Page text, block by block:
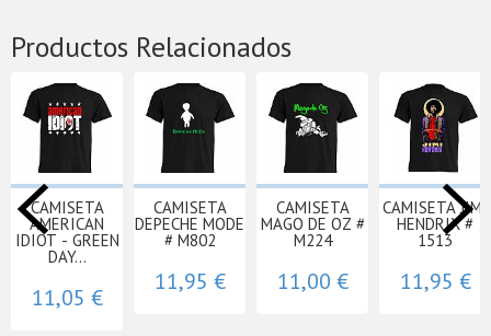
Productos Relacionados
CAMISETA
AMERICAN
IDIOT - GREEN
DAY...
11,05 €
CAMISETA
DEPECHE MODE
# M802
11,95 €
CAMISETA
MAGO DE OZ #
M224
11,00 €
CAMISETA JIMI
HENDRIX #
1513
11,95 €